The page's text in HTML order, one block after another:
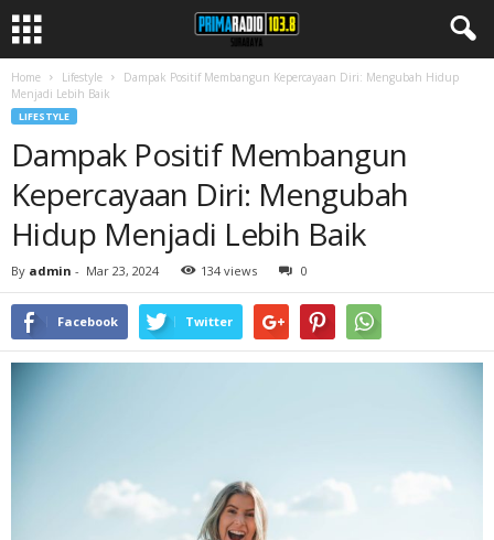
Home Lifestyle
Dampak Positif Membangun Kepercayaan Diri: Mengubah Hidup
Menjadi Lebih Baik
LIFESTYLE
Dampak Positif Membangun
Kepercayaan Diri: Mengubah
Hidup Menjadi Lebih Baik
By admin - Mar 23, 2024 134 views 0
Facebook Twitter